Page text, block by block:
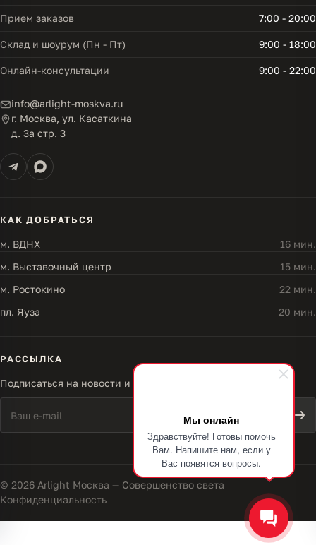
Мы онлайн
Здравствуйте! Готовы помочь
Вам. Напишите нам, если у
Вас появятся вопросы.
Прием заказов 7:00 - 20:00
Склад и шоурум (Пн - Пт) 9:00 - 18:00
Онлайн-консультации 9:00 - 22:00
info@arlight-moskva.ru
г. Москва, ул. Касаткина
д. 3а стр. 3
КАК ДОБРАТЬСЯ
м. ВДНХ
16 мин.
м. Выставочный центр
15 мин.
м. Ростокино
22 мин.
пл. Яуза
20 мин.
РАССЫЛКА
Подписаться на новости и акции
© 2026 Arlight Москва — Совершенство света
Конфиденциальность